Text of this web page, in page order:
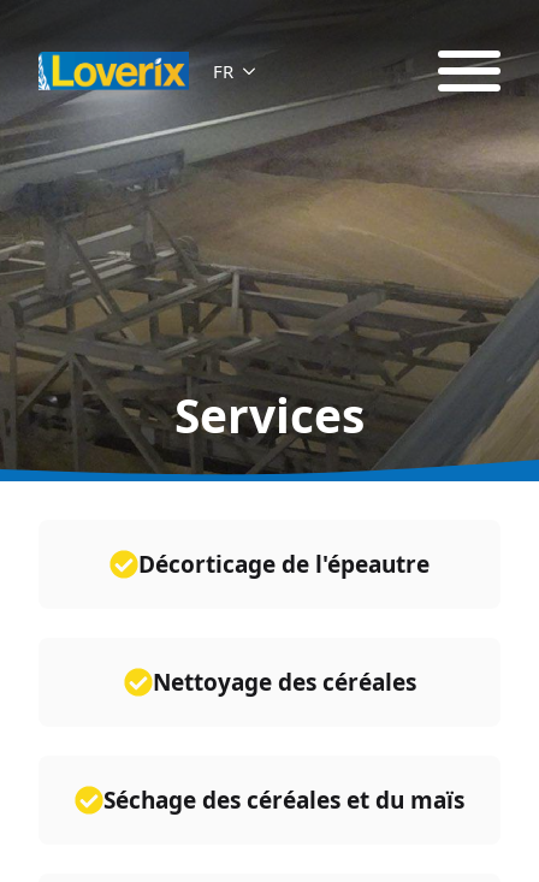
FR
Services
Décorticage de l'épeautre
Nettoyage des céréales
Séchage des céréales et du maïs